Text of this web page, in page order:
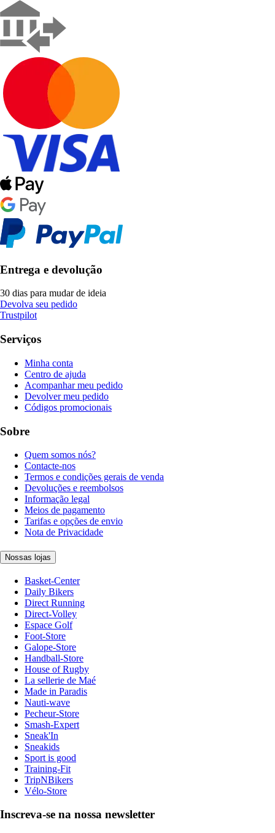
Entrega e devolução
30 dias para mudar de ideia
Devolva seu pedido
Trustpilot
Serviços
Minha conta
Centro de ajuda
Acompanhar meu pedido
Devolver meu pedido
Códigos promocionais
Sobre
Quem somos nós?
Contacte-nos
Termos e condições gerais de venda
Devoluções e reembolsos
Informação legal
Meios de pagamento
Tarifas e opções de envio
Nota de Privacidade
Nossas lojas
Basket-Center
Daily Bikers
Direct Running
Direct-Volley
Espace Golf
Foot-Store
Galope-Store
Handball-Store
House of Rugby
La sellerie de Maé
Made in Paradis
Nauti-wave
Pecheur-Store
Smash-Expert
Sneak'In
Sneakids
Sport is good
Training-Fit
TripNBikers
Vélo-Store
Inscreva-se na nossa newsletter